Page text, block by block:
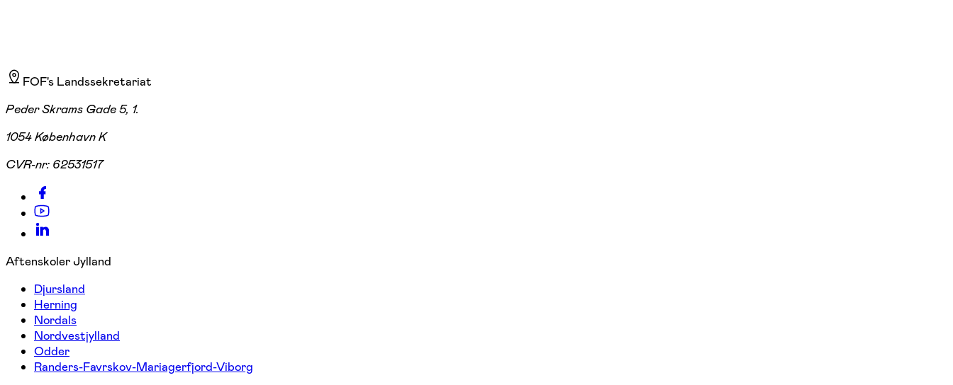
FOF's Landssekretariat
Peder Skrams Gade 5, 1.
1054 København K
CVR-nr: 62531517
Aftenskoler Jylland
Djursland
Herning
Nordals
Nordvestjylland
Odder
Randers-Favrskov-Mariagerfjord-Viborg